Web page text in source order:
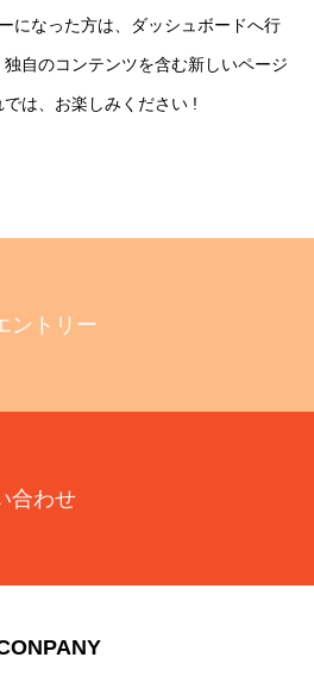
になった方は、 ダッシュボードへ行
自のコンテンツを含む新しいページ
は、お楽しみください !
ントリー
合わせ